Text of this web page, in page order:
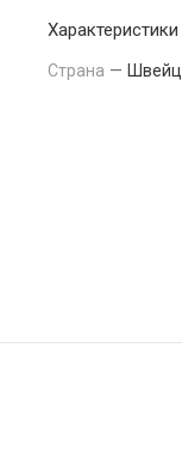
Характеристики
Страна —